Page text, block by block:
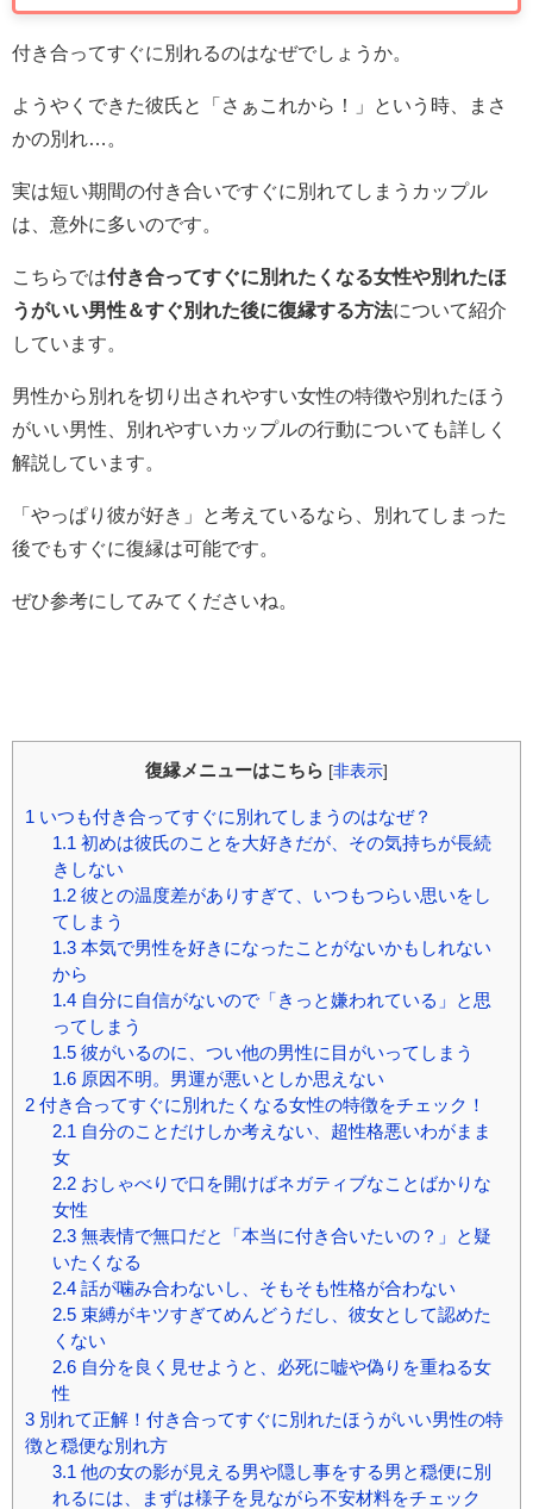
付き合ってすぐに別れるのはなぜでしょうか。
ようやくできた彼氏と「さぁこれから！」という時、まさ
かの別れ…。
実は短い期間の付き合いですぐに別れてしまうカップル
は、意外に多いのです。
こちらでは付き合ってすぐに別れたくなる女性や別れたほ
うがいい男性＆すぐ別れた後に復縁する方法について紹介
しています。
男性から別れを切り出されやすい女性の特徴や別れたほう
がいい男性、別れやすいカップルの行動についても詳しく
解説しています。
「やっぱり彼が好き」と考えているなら、別れてしまった
後でもすぐに復縁は可能です。
ぜひ参考にしてみてくださいね。
復縁メニューはこちら [非表示]
1 いつも付き合ってすぐに別れてしまうのはなぜ？
1.1 初めは彼氏のことを大好きだが、その気持ちが長続
きしない
1.2彼との温度差がありすぎて、いつもつらい思いをし
てしまう
1.3本気で男性を好きになったことがないかもしれない
から
1.4自分に自信がないので「きっと嫌われている」と思
ってしまう
1.5彼がいるのに、つい他の男性に目がいってしまう
1.6原因不明。男運が悪いとしか思えない
2 付き合ってすぐに別れたくなる女性の特徴をチェック！
2.1 自分のことだけしか考えない、超性格悪いわがまま
女
2.2おしゃべりで口を開けばネガティブなことばかりな
女性
2.3無表情で無口だと「本当に付き合いたいの？」と疑
いたくなる
2.4話が噛み合わないし、そもそも性格が合わない
2.5束縛がキツすぎてめんどうだし、彼女として認めた
くない
2.6自分を良く見せようと、必死に嘘や偽りを重ねる女
性
3 別れて正解！付き合ってすぐに別れたほうがいい男性の特
徴と穏便な別れ方
3.1 他の女の影が見える男や隠し事をする男と穏便に別
れるには、まずは様子を見ながら不安材料をチェック